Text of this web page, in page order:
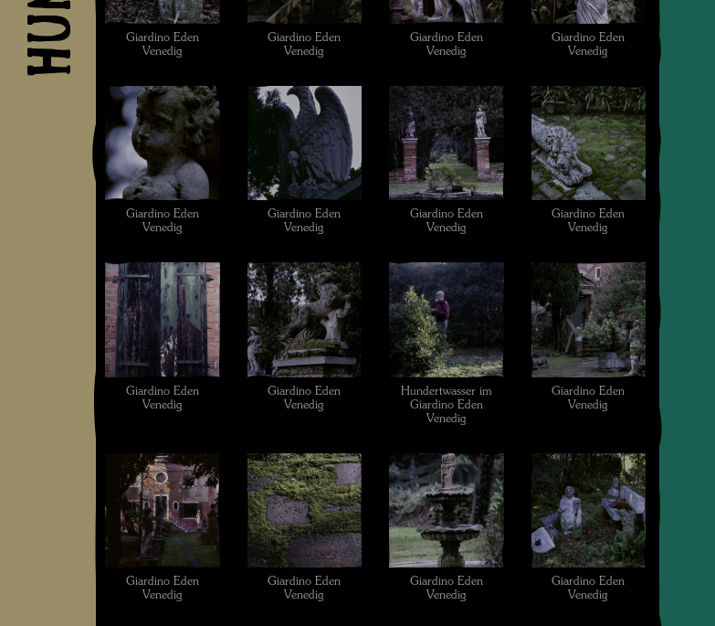
Giardino Eden
Venedig
Giardino Eden
Venedig
Giardino Eden
Venedig
Giardino Eden
Venedig
Giardino Eden
Venedig
Giardino Eden
Venedig
Giardino Eden
Venedig
Giardino Eden
Venedig
Giardino Eden
Venedig
Giardino Eden
Venedig
Hundertwasser im
Giardino Eden
Venedig
Giardino Eden
Venedig
Giardino Eden
Venedig
Giardino Eden
Venedig
Giardino Eden
Venedig
Giardino Eden
Venedig